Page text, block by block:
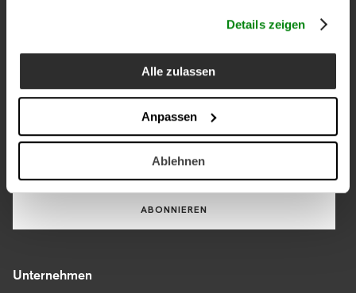
Details zeigen
Alle zulassen
Anpassen
Ablehnen
Ich erkläre, dass ich
Accettazione Privacy
gebe mein Einverständnis zur Verarbeitung meiner
personenbezogenen Daten, um den Lanerossi-Newsletter
ABONNIEREN
Unternehmen